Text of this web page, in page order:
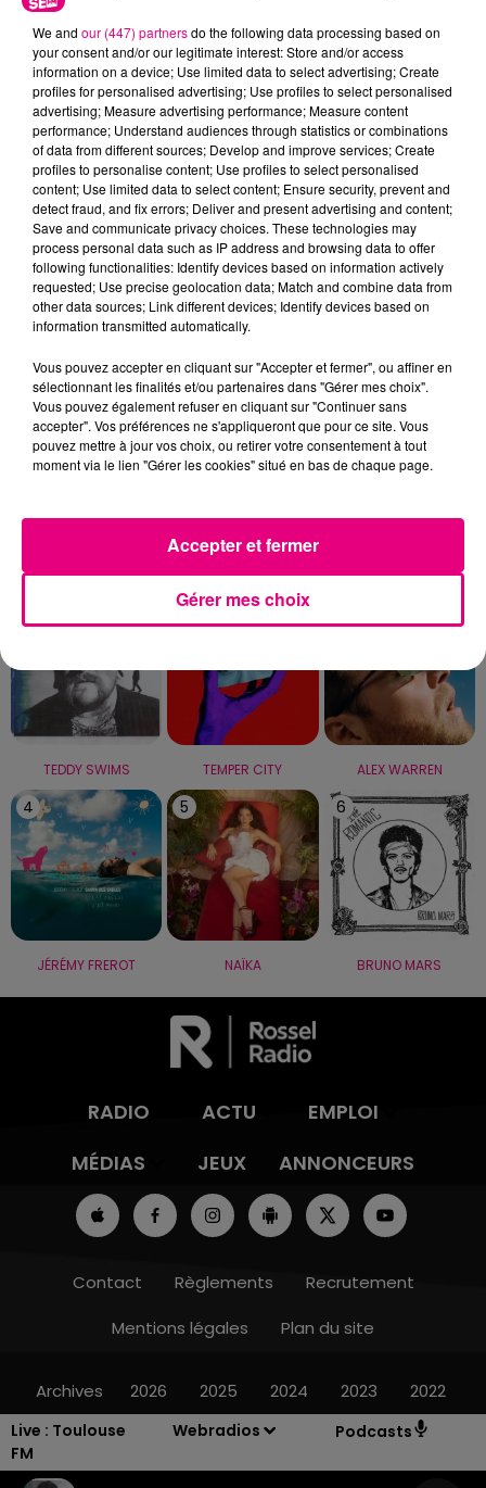
Live : Toulouse
FM
Webradios Podcasts
Cancer Lion Vierge
Balance Scorpion Sagittaire
LE TOP
TEDDY SWIMS
2
TEMPER CITY ALEX WARREN
4
JÉRÉMY FREROT
5
NAÏKA
6
BRUNO MARS
RADIO ACTU
EMPLOI
MÉDIAS
JEUX ANNONCEURS
Contact Règlements
Recrutement
Mentions légales
Plan du site
Archives 2026 2025 2024 2023 2022
We and our (447) partnersdo the following data processing based on
your consent and/or our legitimate interest: Store and/or access
information on a device; Use limited data to select advertising; Create
profiles for personalised advertising; Use profiles to select personalised
advertising; Measure advertising performance; Measure content
performance; Understand audiences through statistics or combinations
of data from different sources; Develop and improve services; Create
profiles to personalise content; Use profiles to select personalised
content; Use limited data to select content; Ensure security, prevent and
detect fraud, and fix errors; Deliver and present advertising and content;
Save and communicate privacy choices. These technologies may
process personal data such as IP address and browsing data to offer
following functionalities: Identify devices based on information actively
requested; Use precise geolocation data; Match and combine data from
other data sources; Link different devices; Identify devices based on
information transmitted automatically.
Vous pouvez accepter en cliquant sur "Accepter et fermer", ou affiner en
sélectionnant les finalités et/ou partenaires dans "Gérer mes choix".
Vous pouvez également refuser en cliquant sur "Continuer sans
accepter". Vos préférences ne s'appliqueront que pour ce site. Vous
pouvez mettre à jour vos choix, ou retirer votre consentement à tout
moment via le lien "Gérer les cookies" situé en bas de chaque page.
Gérer mes choix
Accepter et fermer